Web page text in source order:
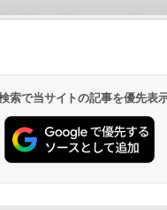
索で当サイトの記事を優先表